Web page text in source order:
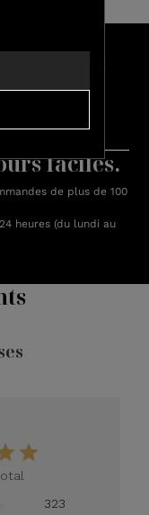
des
faciles.
de plus de 100
heures (du lundi au
323